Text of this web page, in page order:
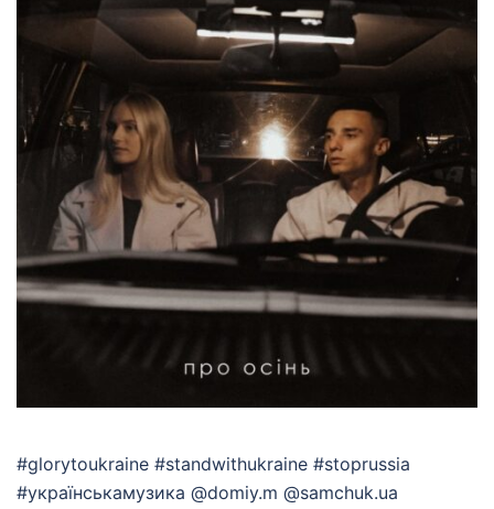
#glorytoukraine #standwithukraine #stoprussia
#українськамузика @domiy.m @samchuk.ua